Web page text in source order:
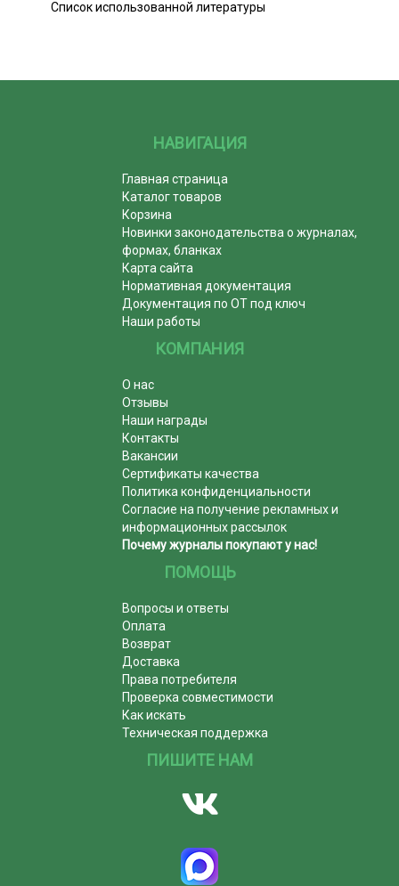
Список использованной литературы
НАВИГАЦИЯ
Главная страница
Каталог товаров
Корзина
Новинки законодательства о журналах,
формах, бланках
Карта сайта
Нормативная документация
Документация по ОТ под ключ
Наши работы
КОМПАНИЯ
О нас
Отзывы
Наши награды
Контакты
Вакансии
Сертификаты качества
Политика конфиденциальности
Согласие на получение рекламных и
информационных рассылок
Почему журналы покупают у нас!
ПОМОЩЬ
Вопросы и ответы
Оплата
Возврат
Доставка
Права потребителя
Проверка совместимости
Как искать
Техническая поддержка
ПИШИТЕ НАМ